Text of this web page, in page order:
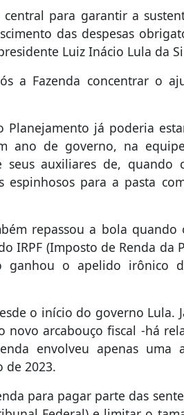
para garantir a
das despesas
Luiz Inácio Lula da
a Fazenda concentrar o
Planejamento já poderia
ano de governo, na
auxiliares de, quando
para a pasta
repassou a bola
IRPF (Imposto de Renda da
ganhou o apelido irônico
o início do governo Lula.
novo arcabouço fiscal -há
envolveu apenas uma
de 2023.
para pagar parte das